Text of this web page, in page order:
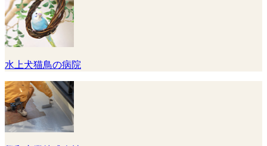
水上犬猫鳥の病院